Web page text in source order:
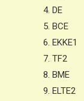
4. DE
5. BCE
6. EKKE1
7. TF2
8. BME
9. ELTE2